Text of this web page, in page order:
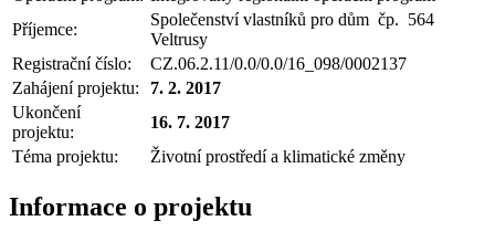
Příjemce:
Společenství vlastníků pro dům čp. 564
Veltrusy
Registrační číslo:
CZ.06.2.11/0.0/0.0/16_098/0002137
Zahájení projektu:
7. 2. 2017
Ukončení
projektu:
16. 7. 2017
Téma projektu:
Životní prostředí a klimatické změny
Informace o projektu